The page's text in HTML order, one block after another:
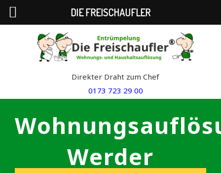
Direkter Draht zum Chef
0173 723 29 00
Werder
DIE FREISCHAUFLER